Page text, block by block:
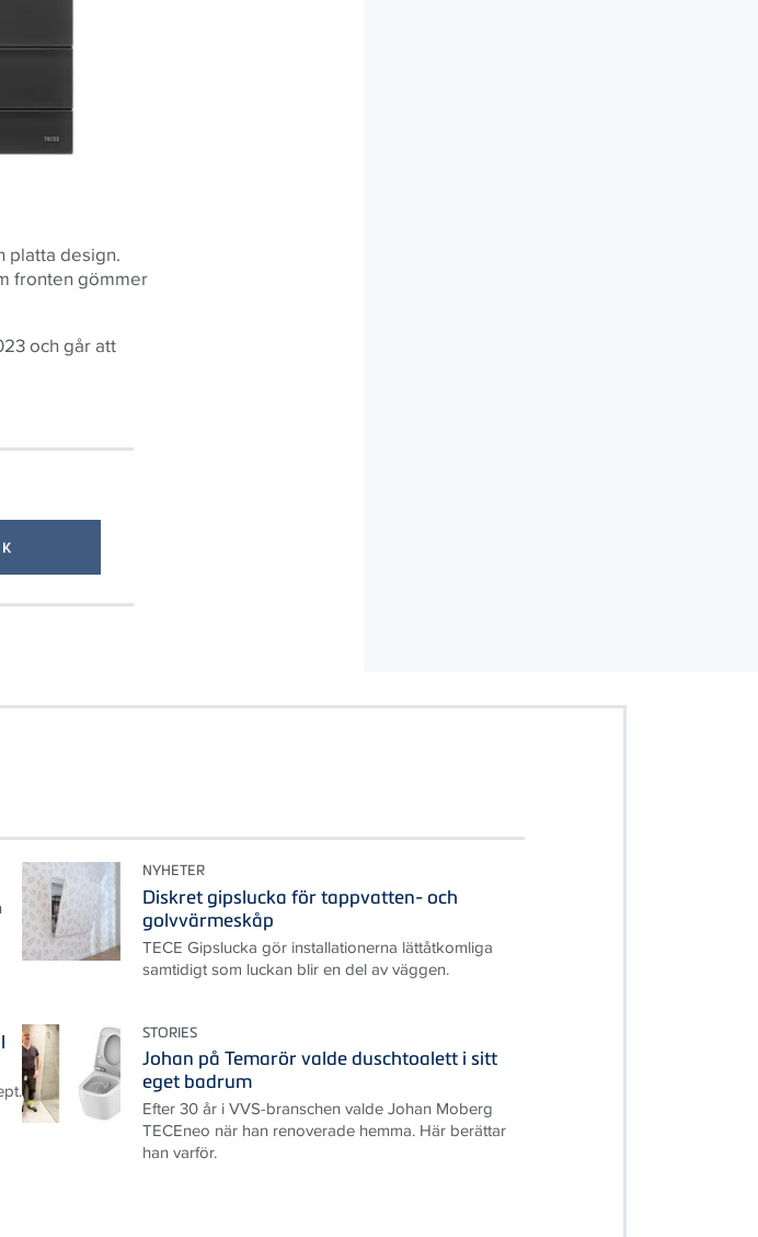
platta design.
fronten gömmer
och går att
NYHETER
Diskret gipslucka för tappvatten- och
golvvärmeskåp
TECE Gipslucka gör installationerna lättåtkomliga
samtidigt som luckan blir en del av väggen.
STORIES
Johan på Temarör valde duschtoalett i sitt
eget badrum
Efter 30 år i VVS-branschen valde Johan Moberg
TECEneo när han renoverade hemma. Här berättar
han varför.